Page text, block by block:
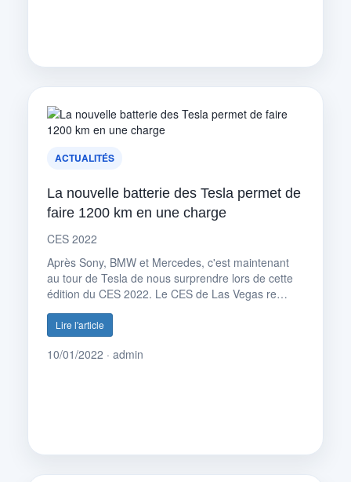
ACTUALITÉS
La nouvelle batterie des Tesla permet de
faire 1200 km en une charge
CES 2022
Après Sony, BMW et Mercedes, c'est maintenant
au tour de Tesla de nous surprendre lors de cette
édition du CES 2022. Le CES de Las Vegas re…
Lire l'article
10/01/2022 · admin